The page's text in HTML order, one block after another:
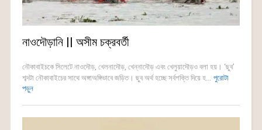
নাওদৌড়ানি || অসীম চক্রবর্তী
নৌকাবাইচকে সিলেটে নাওদৌড়, খেলনাদৌড়, খেন্নাদৌড় এবং খেলুয়াদৌড়ও বলা হয়। ‘ছুব’
শব্দটা নৌকাবাইচের সাথে অঙ্গাঅঙ্গিভাবে জড়িত। ছুব অর্থ হচ্ছে সর্বশক্তি দিয়ে হ... পুরোটা
পড়ুন